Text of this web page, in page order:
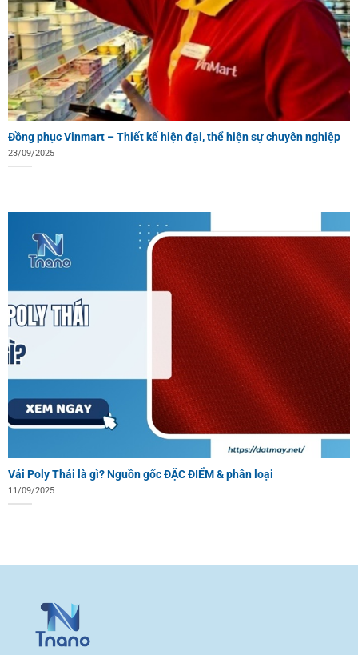
Đồng phục Vinmart – Thiết kế hiện đại, thể hiện sự chuyên nghiệp
23/09/2025
Vải Poly Thái là gì? Nguồn gốc ĐẶC ĐIỂM & phân loại
11/09/2025